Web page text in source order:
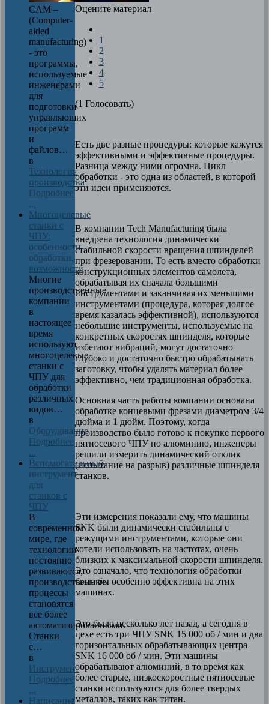
Оцените материал
1
2
3
4
5
(1 Голосовать)
Есть две разные процедуры: которые кажутся
эффективными и эффективные процедуры.
Разница между ними огромна. Цикл
обработки - это одна из областей, в которой
эти идеи применяются.
В компании Tech Manufacturing была
внедрена технология динамически
стабильной скорости вращения шпинделей
при фрезеровании. То есть вместо обработки
конструкционных элементов самолета,
обрабатывая их сначала большими
инструментами и заканчивая их меньшими
инструментами (процедура, которая долгое
время казалась эффективной), используются
небольшие инструменты, используемые на
конкретных скоростях шпинделя, которые
избегают вибраций, могут достаточно
глубоко и достаточно быстро обрабатывать
заготовку, чтобы удалять материал более
эффективно, чем традиционная обработка.
Основная часть работы компании основана
обработке концевыми фрезами диаметром 3/4
дюйма и 1 дюйм. Поэтому, когда
производство было готово к покупке первого
пятиосевого ЧПУ по алюминию, инженеры
решили измерить динамический отклик
(испытание на разрыв) различные шпинделя
станков.
Эти измерения показали ему, что машины
SNK были динамически стабильны с
режущими инструментами, которые они
хотели использовать на частотах, очень
близких к максимальной скорости шпинделя.
Это означало, что технология обработки
была бы особенно эффективна на этих
машинах.
Это было несколько лет назад, а сегодня в
цехе есть три ЧПУ SNK 15 000 об / мин и два
горизонтальных обрабатывающих центра
SNK 16 000 об / мин. Эти машины
обрабатывают алюминий, в то время как
более старые, низкоскоростные пятиосевые
станки используются для более твердых
металлов, таких как титан.
CAM –
(Computer-
aided
manufacturing)
- это
программы,
используемые
инженерами
для
подготовки
управляющих
программ
и
файлов…
в
Технология
производства
Подробнее
...
Многоцелевые
станки с
ЧПУ:
особенности
обработки,
возможности
Многие
производственные
компании
в
настоящее
время
используют
многоцелевые
станки с
ЧПУ для
обработки
различных
видов…
в
Оборудование
Подробнее
...
Вспомогательный
инструмент
для
станков с
ЧПУ
В
современном
мире, где
технологии
постоянно
развиваются,
производственные
процессы
становятся
все более
автоматизированными.
Станки
с…
в
Инструмент
Подробнее
...
Написание